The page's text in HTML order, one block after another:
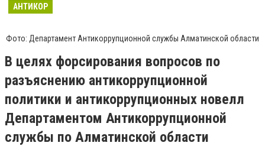
АНТИКОР
Фото: Департамент Антикоррупционной службы Алматинской области
В целях форсирования вопросов по
разъяснению антикоррупционной
политики и антикоррупционных новелл
Департаментом Антикоррупционной
службы по Алматинской области